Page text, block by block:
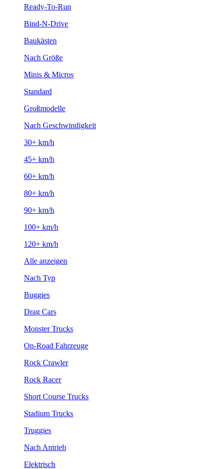
Ready-To-Run
Bind-N-Drive
Baukästen
Nach Größe
Minis & Micros
Standard
Großmodelle
Nach Geschwindigkeit
30+ km/h
45+ km/h
60+ km/h
80+ km/h
90+ km/h
100+ km/h
120+ km/h
Alle anzeigen
Nach Typ
Buggies
Drag Cars
Monster Trucks
On-Road Fahrzeuge
Rock Crawler
Rock Racer
Short Course Trucks
Stadium Trucks
Truggies
Nach Antrieb
Elektrisch